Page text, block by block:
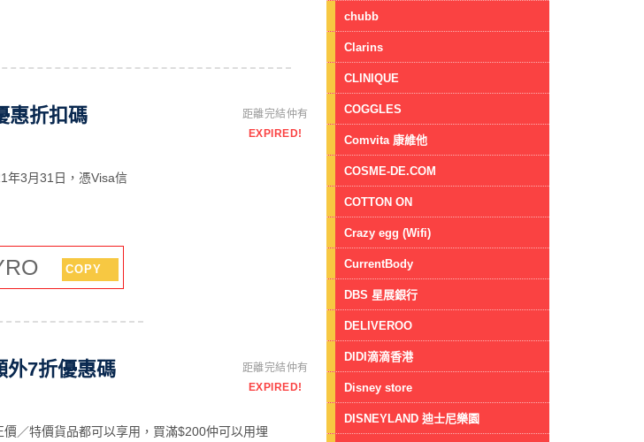
惠折扣碼
年3月31日，憑Visa信
COPY
距離完結仲有
EXPIRED!
外7折優惠碼
／特價貨品都可以享用，買滿$200仲可以用埋
距離完結仲有
EXPIRED!
chubb
Clarins
CLINIQUE
COGGLES
Comvita 康維他
COSME-DE.COM
COTTON ON
Crazy egg (Wifi)
CurrentBody
DBS 星展銀行
DELIVEROO
DIDI滴滴香港
Disney store
DISNEYLAND 迪士尼樂園